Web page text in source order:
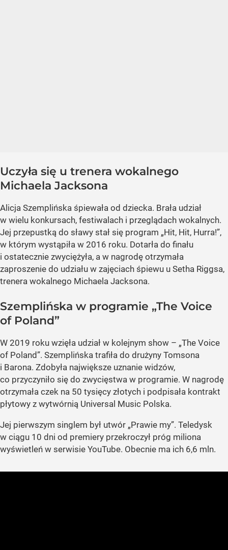
Uczyła się u trenera wokalnego
Michaela Jacksona
Alicja Szemplińska śpiewała od dziecka. Brała udział
w wielu konkursach, festiwalach i przeglądach wokalnych.
Jej przepustką do sławy stał się program „Hit, Hit, Hurra!”,
w którym wystąpiła w 2016 roku. Dotarła do finału
i ostatecznie zwyciężyła, a w nagrodę otrzymała
zaproszenie do udziału w zajęciach śpiewu u Setha Riggsa,
trenera wokalnego Michaela Jacksona.
Szemplińska w programie „The Voice
of Poland”
W 2019 roku wzięła udział w kolejnym show – „The Voice
of Poland”. Szemplińska trafiła do drużyny Tomsona
i Barona. Zdobyła największe uznanie widzów,
co przyczyniło się do zwycięstwa w programie. W nagrodę
otrzymała czek na 50 tysięcy złotych i podpisała kontrakt
płytowy z wytwórnią Universal Music Polska.
Jej pierwszym singlem był utwór „Prawie my”. Teledysk
w ciągu 10 dni od premiery przekroczył próg miliona
wyświetleń w serwisie YouTube. Obecnie ma ich 6,6 mln.